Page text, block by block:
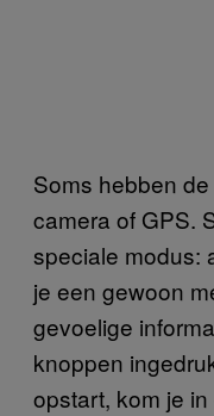
Soms hebben
camera of GPS.
speciale modus:
je een gewoon
gevoelige
knoppen
opstart, kom je